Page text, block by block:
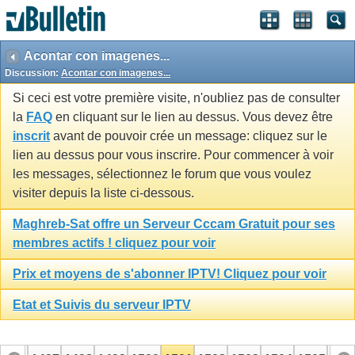
Acontar con imagenes...
Discussion: Acontar con imagenes...
Si ceci est votre première visite, n'oubliez pas de consulter
la FAQ en cliquant sur le lien au dessus. Vous devez être
inscrit avant de pouvoir crée un message: cliquez sur le
lien au dessus pour vous inscrire. Pour commencer à voir
les messages, sélectionnez le forum que vous voulez
visiter depuis la liste ci-dessous.
Maghreb-Sat offre un Serveur Cccam Gratuit pour ses
membres actifs ! cliquez pour voir
Prix et moyens de s'abonner IPTV! Cliquez pour voir
Etat et Suivis du serveur IPTV